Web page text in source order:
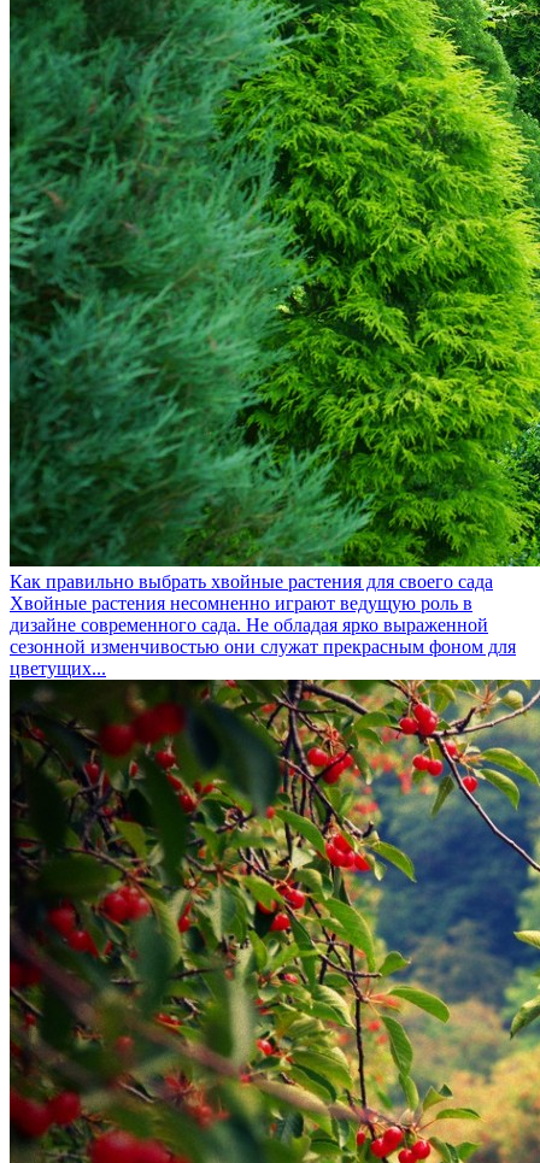
Как правильно выбрать хвойные растения для своего сада
Хвойные растения несомненно играют ведущую роль в
дизайне современного сада. Не обладая ярко выраженной
сезонной изменчивостью они служат прекрасным фоном для
цветущих...